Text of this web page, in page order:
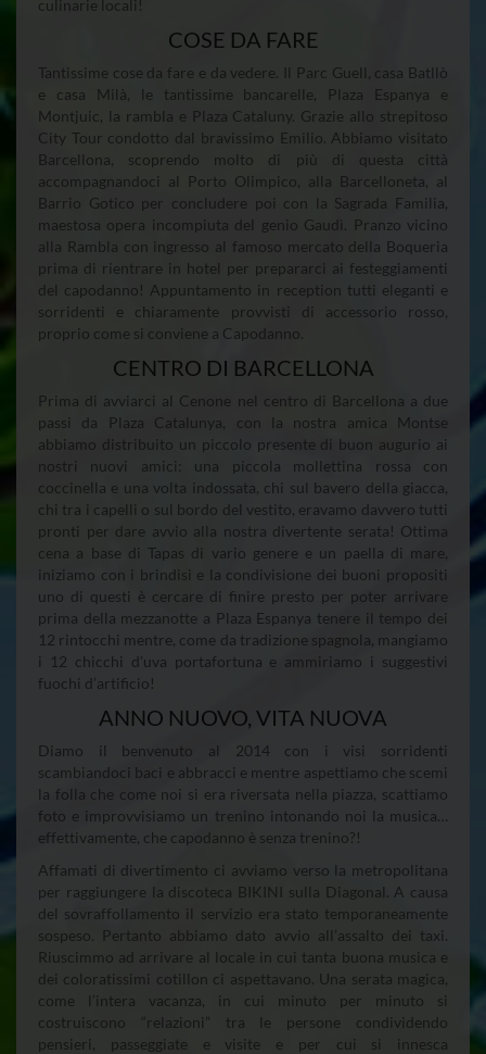
culinarie locali!
COSE DA FARE
Tantissime cose da fare e da vedere. Il Parc Guell, casa Batllò
e casa Milà, le tantissime bancarelle, Plaza Espanya e
Montjuic, la rambla e Plaza Cataluny. Grazie allo strepitoso
City Tour condotto dal bravissimo Emilio. Abbiamo visitato
Barcellona, scoprendo molto di più di questa città
accompagnandoci al Porto Olimpico, alla Barcelloneta, al
Barrio Gotico per concludere poi con la Sagrada Familia,
maestosa opera incompiuta del genio Gaudì. Pranzo vicino
alla Rambla con ingresso al famoso mercato della Boqueria
prima di rientrare in hotel per prepararci ai festeggiamenti
del capodanno! Appuntamento in reception tutti eleganti e
sorridenti e chiaramente provvisti di accessorio rosso,
proprio come si conviene a Capodanno.
CENTRO DI BARCELLONA
Prima di avviarci al Cenone nel centro di Barcellona a due
passi da Plaza Catalunya, con la nostra amica Montse
abbiamo distribuito un piccolo presente di buon augurio ai
nostri nuovi amici: una piccola mollettina rossa con
coccinella e una volta indossata, chi sul bavero della giacca,
chi tra i capelli o sul bordo del vestito, eravamo davvero tutti
pronti per dare avvio alla nostra divertente serata! Ottima
cena a base di Tapas di vario genere e un paella di mare,
iniziamo con i brindisi e la condivisione dei buoni propositi
uno di questi è cercare di finire presto per poter arrivare
prima della mezzanotte a Plaza Espanya tenere il tempo dei
12 rintocchi mentre, come da tradizione spagnola, mangiamo
i 12 chicchi d’uva portafortuna e ammiriamo i suggestivi
fuochi d’artificio!
ANNO NUOVO, VITA NUOVA
Diamo il benvenuto al 2014 con i visi sorridenti
scambiandoci baci e abbracci e mentre aspettiamo che scemi
la folla che come noi si era riversata nella piazza, scattiamo
foto e improvvisiamo un trenino intonando noi la musica…
effettivamente, che capodanno è senza trenino?!
Affamati di divertimento ci avviamo verso la metropolitana
per raggiungere la discoteca BIKINI sulla Diagonal. A causa
del sovraffollamento il servizio era stato temporaneamente
sospeso. Pertanto abbiamo dato avvio all’assalto dei taxi.
Riuscimmo ad arrivare al locale in cui tanta buona musica e
dei coloratissimi cotillon ci aspettavano. Una serata magica,
come l’intera vacanza, in cui minuto per minuto si
costruiscono “relazioni” tra le persone condividendo
pensieri, passeggiate e visite e per cui si innesca